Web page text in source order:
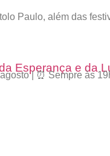
Paulo, além das
Esperança e da
| ⏰ Sempre às